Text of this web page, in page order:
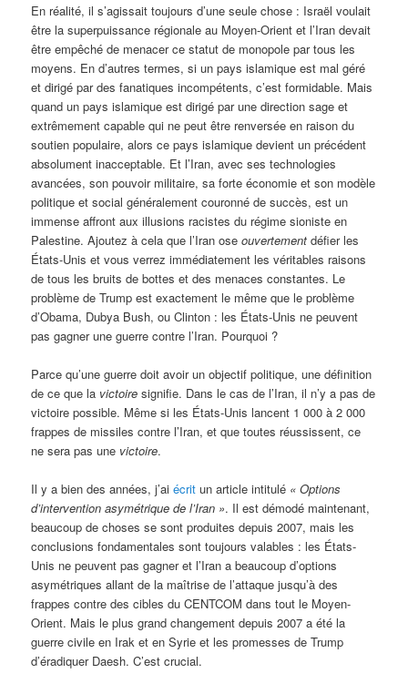
En réalité, il s’agissait toujours d’une seule chose : Israël voulait
être la superpuissance régionale au Moyen-Orient et l’Iran devait
être empêché de menacer ce statut de monopole par tous les
moyens. En d’autres termes, si un pays islamique est mal géré
et dirigé par des fanatiques incompétents, c’est formidable. Mais
quand un pays islamique est dirigé par une direction sage et
extrêmement capable qui ne peut être renversée en raison du
soutien populaire, alors ce pays islamique devient un précédent
absolument inacceptable. Et l’Iran, avec ses technologies
avancées, son pouvoir militaire, sa forte économie et son modèle
politique et social généralement couronné de succès, est un
immense affront aux illusions racistes du régime sioniste en
Palestine. Ajoutez à cela que l’Iran oseouvertement défier les
États-Unis et vous verrez immédiatement les véritables raisons
de tous les bruits de bottes et des menaces constantes. Le
problème de Trump est exactement le même que le problème
d’Obama, Dubya Bush, ou Clinton : les États-Unis ne peuvent
pas gagner une guerre contre l’Iran. Pourquoi ?
Parce qu’une guerre doit avoir un objectif politique, une définition
de ce que la victoire signifie. Dans le cas de l’Iran, il n’y a pas de
victoire possible. Même si les États-Unis lancent 1 000 à 2 000
frappes de missiles contre l’Iran, et que toutes réussissent, ce
ne sera pas une victoire.
Il y a bien des années, j’aiécrit un article intitulé « Options
d’intervention asymétrique de l’Iran ». Il est démodé maintenant,
beaucoup de choses se sont produites depuis 2007, mais les
conclusions fondamentales sont toujours valables : les États-
Unis ne peuvent pas gagner et l’Iran a beaucoup d’options
asymétriques allant de la maîtrise de l’attaque jusqu’à des
frappes contre des cibles du CENTCOM dans tout le Moyen-
Orient. Mais le plus grand changement depuis 2007 a été la
guerre civile en Irak et en Syrie et les promesses de Trump
d’éradiquer Daesh. C’est crucial.